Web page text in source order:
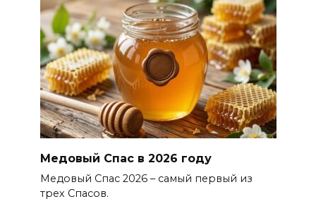
Медовый Спас в 2026 году
Медовый Спас 2026 – самый первый из
трех Спасов.